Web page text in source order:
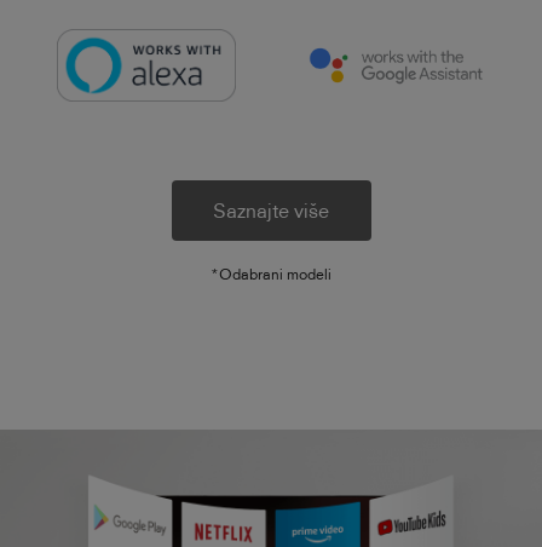
Saznajte više
*Odabrani modeli